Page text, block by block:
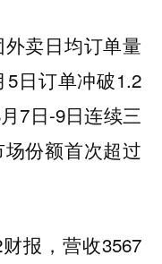
卖日均订单量
5日订单冲破1.2
7日-9日连续三
份额首次超过
报，营收3567